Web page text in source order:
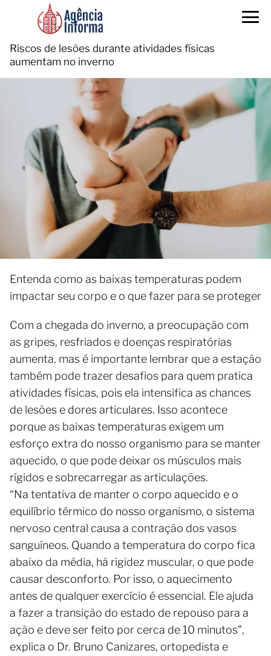
Riscos de lesões durante atividades físicas
aumentam no inverno
Entenda como as baixas temperaturas podem
impactar seu corpo e o que fazer para se proteger
Com a chegada do inverno, a preocupação com
as gripes, resfriados e doenças respiratórias
aumenta, mas é importante lembrar que a estação
também pode trazer desafios para quem pratica
atividades físicas, pois ela intensifica as chances
de lesões e dores articulares. Isso acontece
porque as baixas temperaturas exigem um
esforço extra do nosso organismo para se manter
aquecido, o que pode deixar os músculos mais
rígidos e sobrecarregar as articulações.
“Na tentativa de manter o corpo aquecido e o
equilíbrio térmico do nosso organismo, o sistema
nervoso central causa a contração dos vasos
sanguíneos. Quando a temperatura do corpo fica
abaixo da média, há rigidez muscular, o que pode
causar desconforto. Por isso, o aquecimento
antes de qualquer exercício é essencial. Ele ajuda
a fazer a transição do estado de repouso para a
ação e deve ser feito por cerca de 10 minutos",
explica o Dr. Bruno Canizares, ortopedista e